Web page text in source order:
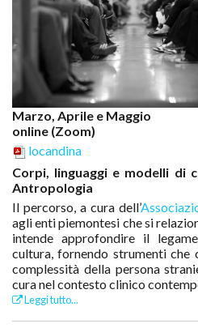
Marzo, Aprile e Maggio
online (Zoom)
locandina
Corpi, linguaggi e modelli di
Antropologia
Il percorso, a cura dell’
agli enti piemontesi che si
intende approfondire il
cultura, fornendo strumenti che
complessità della persona
cura nel contesto clinico
Leggi tutto...